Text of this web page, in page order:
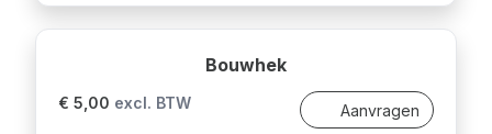
Bouwhek
€ 5,00 excl. BTW Aanvragen